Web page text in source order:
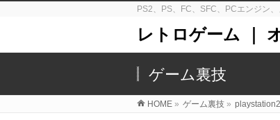
PS2、PS、FC、SFC、PCエンジン
レトロゲーム ｜
ゲーム裏技
HOME » ゲーム裏技 » playstation2